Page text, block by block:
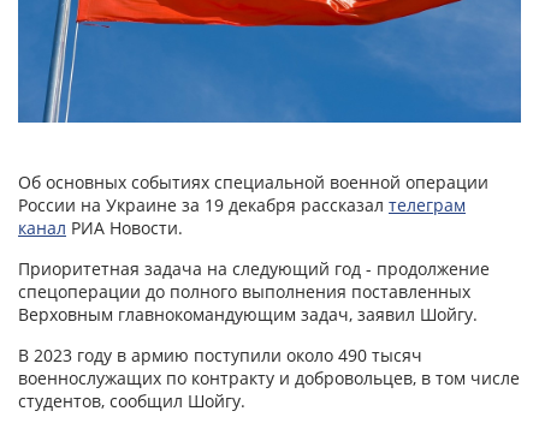
Об основных событиях специальной военной операции
России на Украине за 19 декабря рассказал телеграм
канал РИА Новости.
Приоритетная задача на следующий год - продолжение
спецоперации до полного выполнения поставленных
Верховным главнокомандующим задач, заявил Шойгу.
В 2023 году в армию поступили около 490 тысяч
военнослужащих по контракту и добровольцев, в том числе
студентов, сообщил Шойгу.